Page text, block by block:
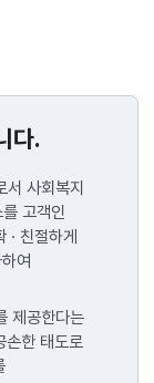
다.
서 사회복지
고객인
· 친절하게
여
제공한다는
손한 태도로